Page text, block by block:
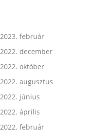
2023. február
2022. december
2022. október
2022. augusztus
2022. június
2022. április
2022. február